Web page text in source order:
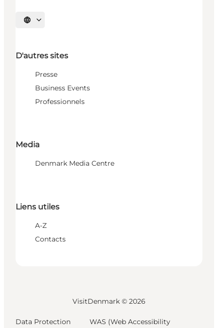
Choisissez la langue
D'autres sites
Presse
Business Events
Professionnels
Media
Denmark Media Centre
Liens utiles
A-Z
Contacts
VisitDenmark © 2026
Data Protection
WAS (Web Accessibility